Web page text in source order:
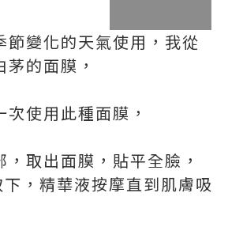
節變化的天氣使用，我從
的面膜，
使用此種面膜，
取出面膜，貼平全臉，
，精華液按摩直到肌膚吸